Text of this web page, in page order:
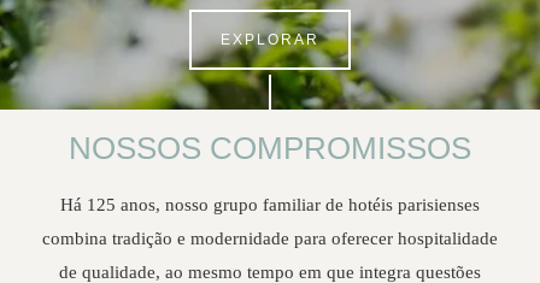
EXPLORAR
NOSSOS COMPROMISSOS
Há 125 anos, nosso grupo familiar de hotéis parisienses
combina tradição e modernidade para oferecer hospitalidade
de qualidade, ao mesmo tempo em que integra questões